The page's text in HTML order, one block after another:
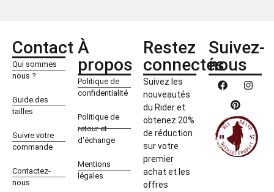
Contact
Qui sommes
nous ?
Guide des
tailles
Suivre votre
commande
Contactez-
nous
À
propos
Politique de
confidentialité
Politique de
retour et
d'échange
Mentions
légales
Restez
connectés
Suivez les
nouveautés
du Rider et
obtenez 20%
de réduction
sur votre
premier
achat et les
offres
Suivez-
nous